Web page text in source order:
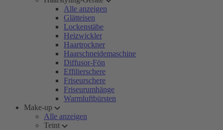
Alle anzeigen
Glätteisen
Lockenstäbe
Heizwickler
Haartrockner
Haarschneidemaschine
Diffusor-Fön
Effilierschere
Friseurschere
Friseurumhänge
Warmluftbürsten
Make-up
Alle anzeigen
Teint